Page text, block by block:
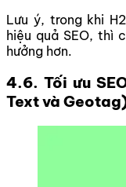
Lưu ý, trong khi
hiệu quả SEO, thì
hưởng hơn.
4.6. Tối ưu
Text và